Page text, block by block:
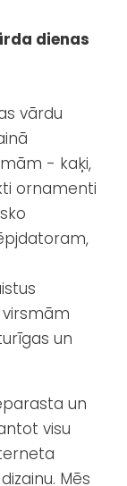
dienas
vārdu
- kaķi,
ornamenti
un
un
visu
Mēs